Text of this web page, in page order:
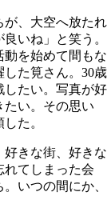
が、大空へ放たれ
いね」と笑う。
を始めて間もな
た筧さん。30歳
したい。写真が好
たい。その思い
た。
きな街、好きな
れてしまった会
いつの間にか、